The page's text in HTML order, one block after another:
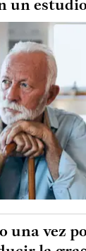
un estudio
una vez